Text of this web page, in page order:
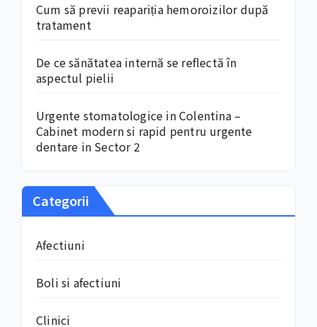
Cum să previi reapariția hemoroizilor după
tratament
De ce sănătatea internă se reflectă în
aspectul pielii
Urgente stomatologice in Colentina –
Cabinet modern si rapid pentru urgente
dentare in Sector 2
Categorii
Afectiuni
Boli si afectiuni
Clinici